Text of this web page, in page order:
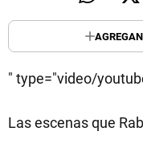
" type="video/
Las escenas que